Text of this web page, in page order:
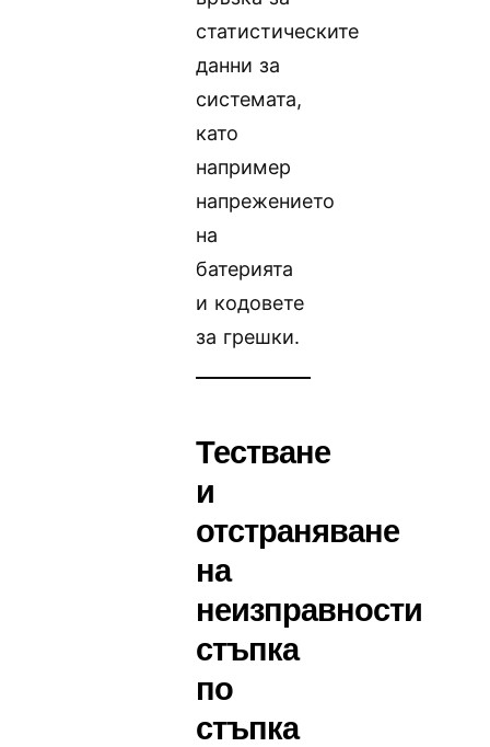
статистическите
данни за
системата,
като
например
напрежението
на
батерията
и кодовете
за грешки.
Тестване
и
отстраняване
на
неизправности
стъпка
по
стъпка